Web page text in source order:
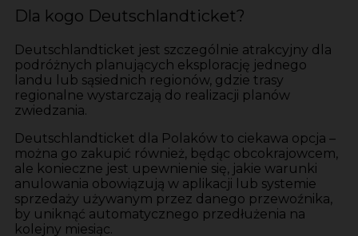
Dla kogo Deutschlandticket?
Deutschlandticket jest szczególnie atrakcyjny dla
podróżnych planujących eksplorację jednego
landu lub sąsiednich regionów, gdzie trasy
regionalne wystarczają do realizacji planów
zwiedzania.
Deutschlandticket dla Polaków to ciekawa opcja –
można go zakupić również, będąc obcokrajowcem,
ale konieczne jest upewnienie się, jakie warunki
anulowania obowiązują w aplikacji lub systemie
sprzedaży używanym przez danego przewoźnika,
by uniknąć automatycznego przedłużenia na
kolejny miesiąc.